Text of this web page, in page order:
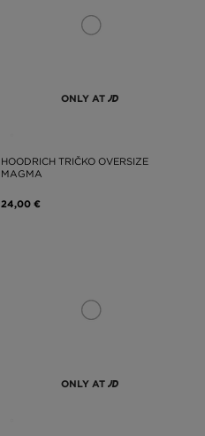
ONLY AT
HOODRICH TRIČKO OVERSIZE
MAGMA
24,00 €
ONLY AT